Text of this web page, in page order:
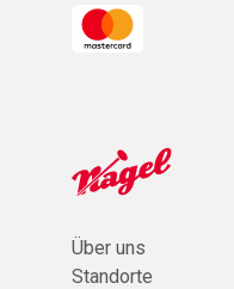
Über uns
Standorte